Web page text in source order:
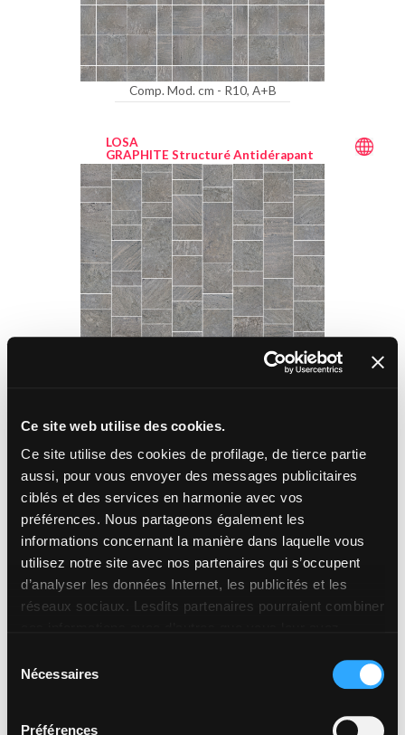
Ce site web utilise des cookies.
Ce site utilise des cookies de profilage, de tierce partie
aussi, pour vous envoyer des messages publicitaires
ciblés et des services en harmonie avec vos
préférences. Nous partageons également les
informations concernant la manière dans laquelle vous
utilisez notre site avec nos partenaires qui s’occupent
d’analyser les données Internet, les publicités et les
réseaux sociaux. Lesdits partenaires pourraient combiner
utilisation sur leurs services. Si vous souhaitez en savoir
cliquez ici. Le
Nécessaires
Préférences
Comp. Mod. cm - R10, A+B
LOSA
GRAPHITE Structuré Antidérapant
CAST